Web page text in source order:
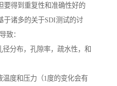
要得到重复性和准确性好的
于诸多的关于SDI测试的讨
致：
分布，孔隙率，疏水性，和
度和压力（1度的变化会有